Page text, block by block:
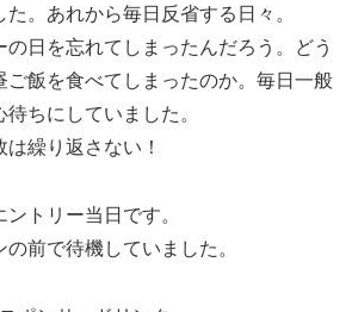
。あれから毎日反省する日々。
の日を忘れてしまったんだろう。どう
ご飯を食べてしまったのか。毎日一般
ちにしていました。
繰り返さない！
トリー当日です。
前で待機していました。